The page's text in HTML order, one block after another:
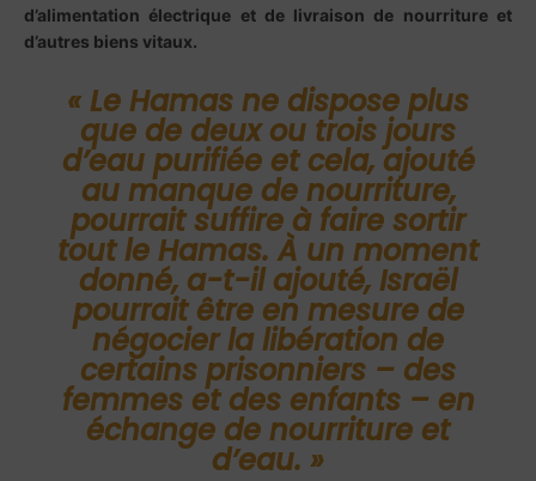
d’alimentation électrique et de livraison de nourriture et
d’autres biens vitaux.
« Le Hamas ne dispose plus
que de deux ou trois jours
d’eau purifiée et cela, ajouté
au manque de nourriture,
pourrait suffire à faire sortir
tout le Hamas. À un moment
donné, a-t-il ajouté, Israël
pourrait être en mesure de
négocier la libération de
certains prisonniers – des
femmes et des enfants – en
échange de nourriture et
d’eau. »